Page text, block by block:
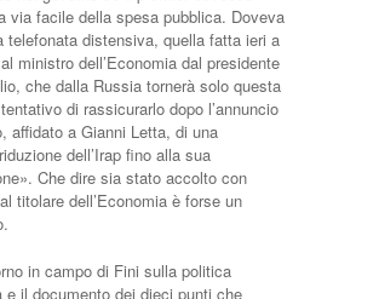
via facile della spe­sa pubblica. Doveva
telefona­ta distensiva, quella fatta ieri a
ministro dell’Eco­nomia dal presidente
che dalla Russia tornerà solo questa
di rassicurarlo dopo l’an­nuncio
affidato a Gianni Letta, di una
dell’Irap fino alla sua
Che dire sia sta­to accolto con
tito­lare dell’Economia è forse un
in campo di Fini sulla politica
e il documento dei dieci punti che